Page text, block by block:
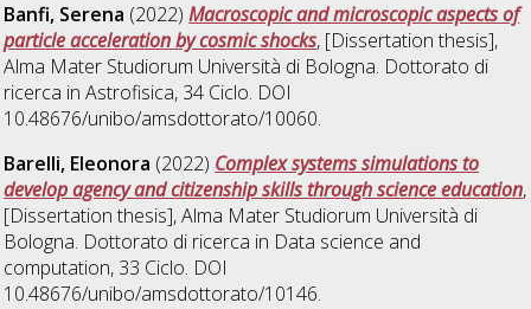
Banfi, Serena (2022)Macroscopic and microscopic aspects of
particle acceleration by cosmic shocks, [Dissertation thesis],
Alma Mater Studiorum Università di Bologna. Dottorato di
ricerca inAstrofisica, 34 Ciclo. DOI
10.48676/unibo/amsdottorato/10060.
Barelli, Eleonora (2022) Complex systems simulations to
develop agency and citizenship skills through science education,
[Dissertation thesis], Alma Mater Studiorum Università di
Bologna. Dottorato di ricerca in Data science and
computation, 33 Ciclo. DOI
10.48676/unibo/amsdottorato/10146.